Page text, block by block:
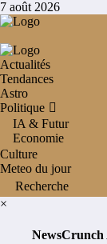
Aller
au
7 août 2026
Actualités
Tendances
Astro
Politique
IA & Futur
Economie
Culture
Meteo du jour
×
NewsCrunch